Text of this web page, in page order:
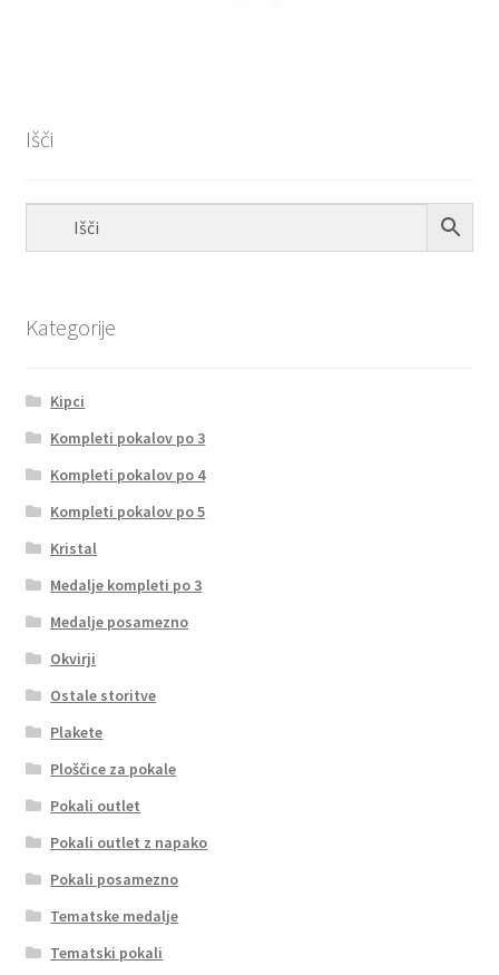
Išči
Kategorije
Kipci
Kompleti pokalov po 3
Kompleti pokalov po 4
Kompleti pokalov po 5
Kristal
Medalje kompleti po 3
Medalje posamezno
Okvirji
Ostale storitve
Plakete
Ploščice za pokale
Pokali outlet
Pokali outlet z napako
Pokali posamezno
Tematske medalje
Tematski pokali